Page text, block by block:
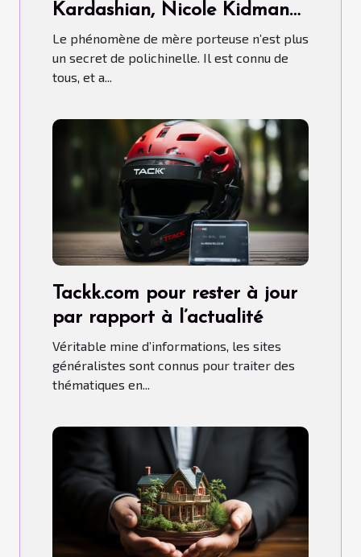
Kardashian, Nicole Kidman…
ont-ils fait recours aux Mères
porteuses ?
Le phénomène de mère porteuse n’est plus
un secret de polichinelle. Il est connu de
tous, et a...
Tackk.com pour rester à jour
par rapport à l’actualité
Véritable mine d’informations, les sites
généralistes sont connus pour traiter des
thématiques en...